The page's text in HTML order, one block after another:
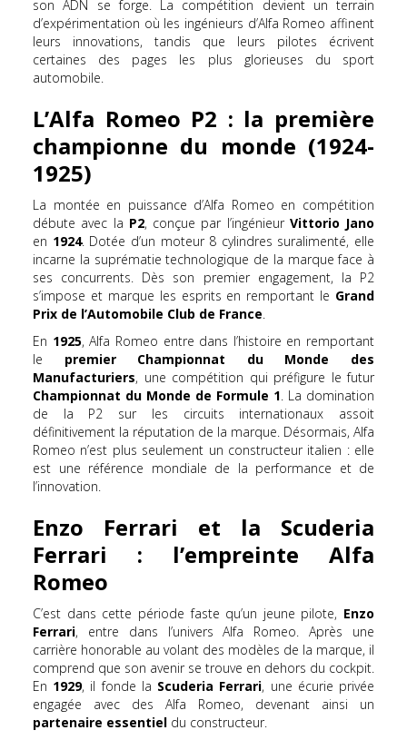
son ADN se forge. La compétition devient un terrain
d’expérimentation où les ingénieurs d’Alfa Romeo affinent
leurs innovations, tandis que leurs pilotes écrivent
certaines des pages les plus glorieuses du sport
automobile.
L’Alfa Romeo P2 : la première
championne du monde (1924-
1925)
La montée en puissance d’Alfa Romeo en compétition
débute avec la P2, conçue par l’ingénieur Vittorio Jano
en 1924. Dotée d’un moteur 8 cylindres suralimenté, elle
incarne la suprématie technologique de la marque face à
ses concurrents. Dès son premier engagement, la P2
s’impose et marque les esprits en remportant le Grand
Prix de l’Automobile Club de France.
En 1925, Alfa Romeo entre dans l’histoire en remportant
le premier Championnat du Monde des
Manufacturiers, une compétition qui préfigure le futur
Championnat du Monde de Formule 1. La domination
de la P2 sur les circuits internationaux assoit
définitivement la réputation de la marque. Désormais, Alfa
Romeo n’est plus seulement un constructeur italien : elle
est une référence mondiale de la performance et de
l’innovation.
Enzo Ferrari et la Scuderia
Ferrari : l’empreinte Alfa
Romeo
C’est dans cette période faste qu’un jeune pilote, Enzo
Ferrari, entre dans l’univers Alfa Romeo. Après une
carrière honorable au volant des modèles de la marque, il
comprend que son avenir se trouve en dehors du cockpit.
En 1929, il fonde la Scuderia Ferrari, une écurie privée
engagée avec des Alfa Romeo, devenant ainsi un
partenaire essentiel du constructeur.